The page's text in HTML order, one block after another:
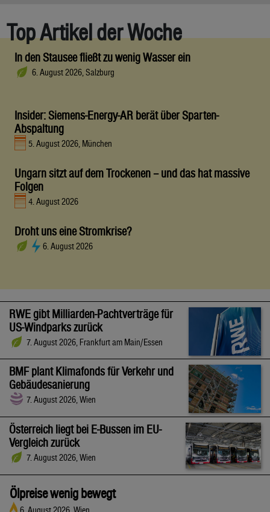
Top Artikel der Woche
In den Stausee fließt zu wenig Wasser ein
6. August 2026, Salzburg
Insider: Siemens-Energy-AR berät über Sparten-
Abspaltung
5. August 2026, München
Ungarn sitzt auf dem Trockenen – und das hat massive
Folgen
4. August 2026
Droht uns eine Stromkrise?
6. August 2026
RWE gibt Milliarden-Pachtverträge für
US-Windparks zurück
7. August 2026, Frankfurt am Main/Essen
BMF plant Klimafonds für Verkehr und
Gebäudesanierung
7. August 2026, Wien
Österreich liegt bei E-Bussen im EU-
Vergleich zurück
7. August 2026, Wien
Ölpreise wenig bewegt